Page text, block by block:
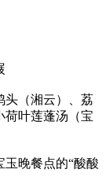
头（湘云）、荔
荷叶莲蓬汤（宝
晚餐点的“酸酸